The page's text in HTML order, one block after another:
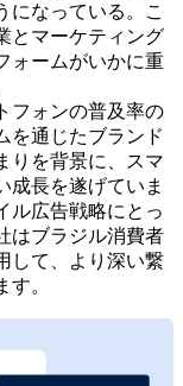
になっている。こ
とマーケティング
ォームがいかに重
フォンの普及率の
を通じたブランド
りを背景に、スマ
成長を遂げていま
ル広告戦略にとっ
はブラジル消費者
して、より深い繋
。